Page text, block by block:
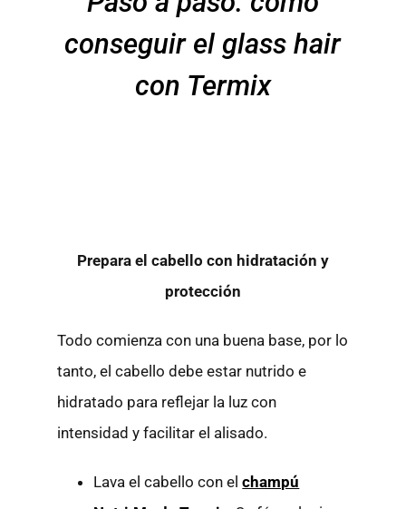
conseguir el glass hair
con Termix
Prepara el cabello con hidratación y
protección
Todo comienza con una buena base, por lo
tanto, el cabello debe estar nutrido e
hidratado para reflejar la luz con
intensidad y facilitar el alisado.
Lava el cabello con elchampú